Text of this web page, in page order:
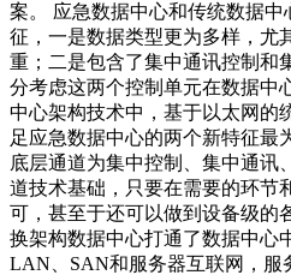
案。 应急数据中心和传统数据
征，一是数据类型更为多样，尤
重；二是包含了集中通讯控制和
分考虑这两个控制单元在数据中
中心架构技术中，基于以太网的
足应急数据中心的两个新特征最
底层通道为集中控制、集中通讯
道技术基础，只要在需要的环节
可，甚至于还可以做到设备级的
换架构数据中心打通了数据中心
LAN、SAN和服务器互联网，服